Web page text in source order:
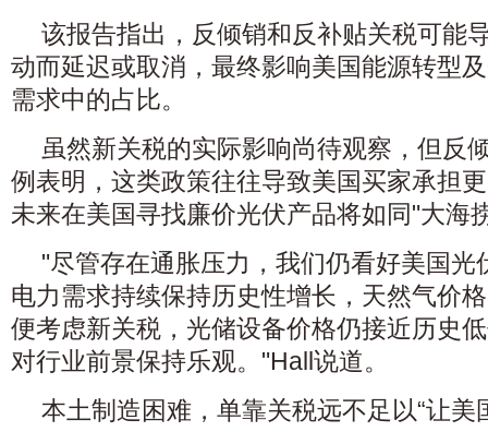
该报告指出，反倾销和反补贴关税可能
动而延迟或取消，最终影响美国能源转型
需求中的占比。
虽然新关税的实际影响尚待观察，但反
例表明，这类政策往往导致美国买家承担
未来在美国寻找廉价光伏产品将如同"大海
"尽管存在通胀压力，我们仍看好美国光
电力需求持续保持历史性增长，天然气价
便考虑新关税，光储设备价格仍接近历史
对行业前景保持乐观。"Hall说道。
本土制造困难，单靠关税远不足以“让美